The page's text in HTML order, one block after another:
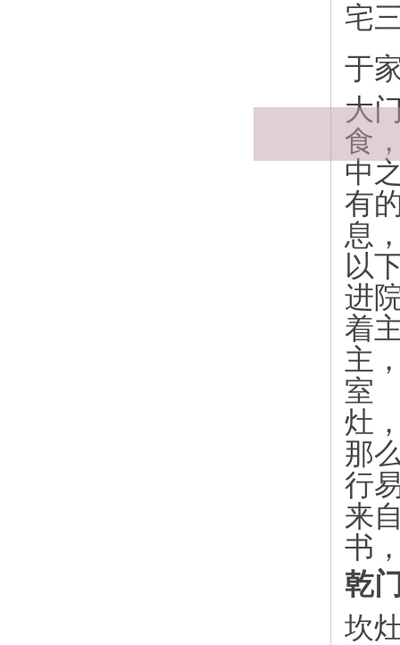
宅
于
大
食
中
有
息
以
进
着
主
室
灶
那
行
来
书
乾
坎